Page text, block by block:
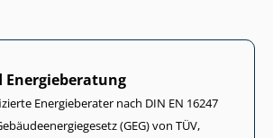
Energieberatung
Energieberater nach DIN EN 16247
(GEG) von TÜV,